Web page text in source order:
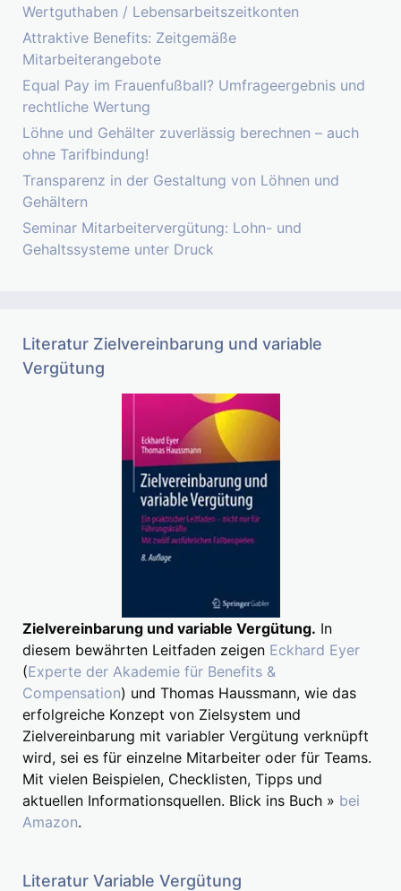
Wertguthaben / Lebensarbeitszeitkonten
Attraktive Benefits: Zeitgemäße
Mitarbeiterangebote
Equal Pay im Frauenfußball? Umfrageergebnis und
rechtliche Wertung
Löhne und Gehälter zuverlässig berechnen – auch
ohne Tarifbindung!
Transparenz in der Gestaltung von Löhnen und
Gehältern
Seminar Mitarbeitervergütung: Lohn- und
Gehaltssysteme unter Druck
Literatur Zielvereinbarung und variable
Vergütung
Zielvereinbarung und variable Vergütung. In
diesem bewährten Leitfaden zeigen Eckhard Eyer
(Experte der Akademie für Benefits &
Compensation) und Thomas Haussmann, wie das
erfolgreiche Konzept von Zielsystem und
Zielvereinbarung mit variabler Vergütung verknüpft
wird, sei es für einzelne Mitarbeiter oder für Teams.
Mit vielen Beispielen, Checklisten, Tipps und
aktuellen Informationsquellen. Blick ins Buch » bei
Amazon.
Literatur Variable Vergütung